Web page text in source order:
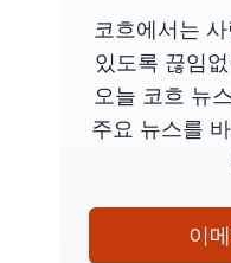
코흐에서는
있도록 끊임
오늘 코흐 뉴
주요 뉴스를
이